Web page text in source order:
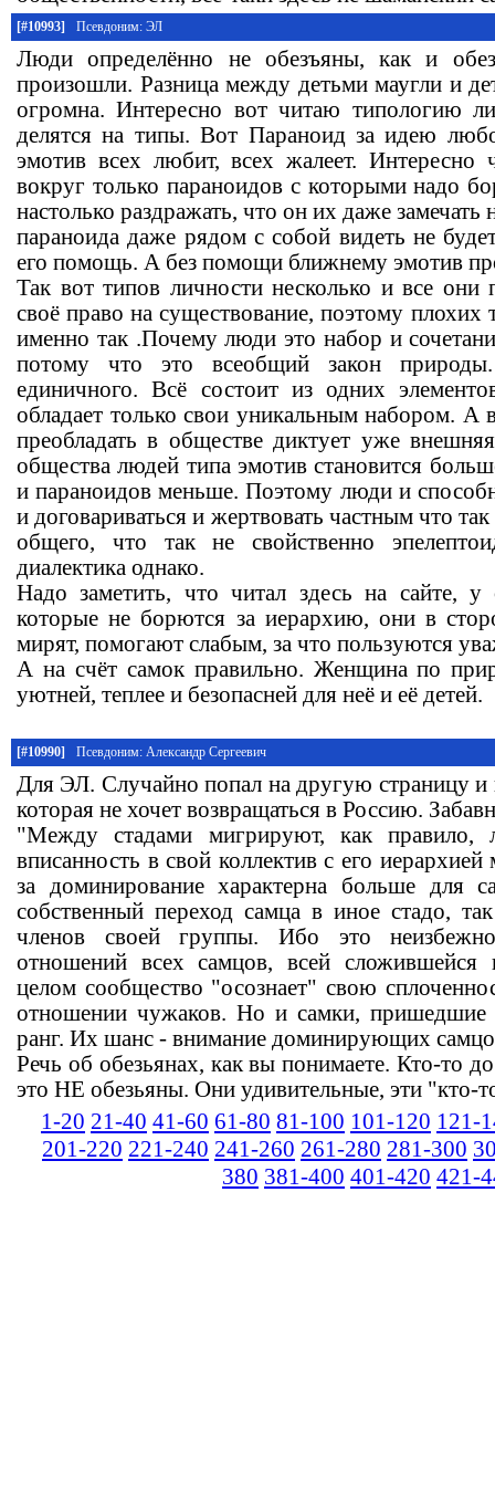
[#10993] Псевдоним: ЭЛ
Люди определённо не обезъяны, как и
произошли. Разница между детьми маугли и
огромна. Интересно вот читаю типологию
делятся на типы. Вот Параноид за идею
эмотив всех любит, всех жалеет. Интересно
вокруг только параноидов с которыми надо
настолько раздражать, что он их даже замечать
параноида даже рядом с собой видеть не
его помощь. А без помощи ближнему эмотив
Так вот типов личности несколько и все
своё право на существование, поэтому плохих
именно так .Почему люди это набор и
потому что это всеобщий закон
единичного. Всё состоит из одних
обладает только свои уникальным набором. А
преобладать в обществе диктует уже
общества людей типа эмотив становится
и параноидов меньше. Поэтому люди и
и договариваться и жертвовать частным что
общего, что так не свойственно
диалектика однако.
Надо заметить, что читал здесь на сайте, у
которые не борются за иерархию, они в
мирят, помогают слабым, за что пользуются
А на счёт самок правильно. Женщина по
уютней, теплее и безопасней для неё и её детей.
[#10990] Псевдоним: Александр Сергеевич
Для ЭЛ. Случайно попал на другую страницу
которая не хочет возвращаться в Россию.
"Между стадами мигрируют, как правило,
вписанность в свой коллектив с его
за доминирование характерна больше для
собственный переход самца в иное стадо,
членов своей группы. Ибо это
отношений всех самцов, всей сложившейся
целом сообщество "осознает" свою
отношении чужаков. Но и самки, пришедшие
ранг. Их шанс - внимание доминирующих
Речь об обезьянах, как вы понимаете. Кто-то
это НЕ обезьяны. Они удивительные, эти "кто-
1-20 21-40 41-60 61-80 81-100 101-120 121-
201-220 221-240 241-260 261-280 281-300
380 381-400 401-420 421-